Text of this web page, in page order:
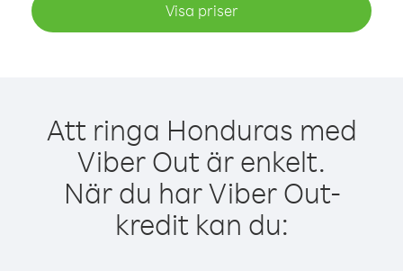
Visa priser
Att ringa Honduras med
Viber Out är enkelt.
När du har Viber Out-
kredit kan du: